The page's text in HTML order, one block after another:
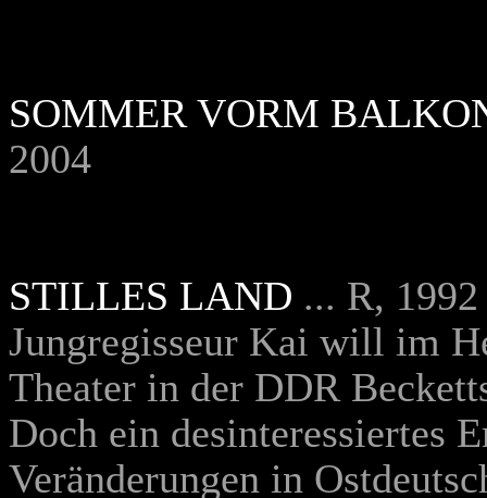
SOMMER VORM
2004
STILLES LAND ... R, 1992
Jungregisseur Kai will im
Theater in der DDR
Doch ein desinteressiertes
Veränderungen in